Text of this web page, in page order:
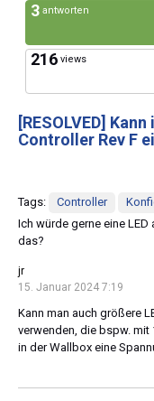
3 antworten
216 views
[RESOLVED] Kann
Controller Rev F
Tags: Controller
Ich würde gerne eine LED
das?
jr
15. Januar 2024 7:19
Kann man auch größere
verwenden, die bspw. mit
in der Wallbox eine